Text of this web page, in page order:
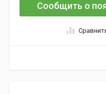
Сообщить о